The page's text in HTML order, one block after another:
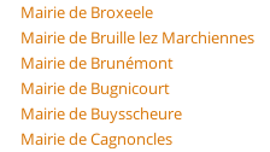
Mairie de Broxeele
Mairie de Bruille lez Marchiennes
Mairie de Brunémont
Mairie de Bugnicourt
Mairie de Buysscheure
Mairie de Cagnoncles